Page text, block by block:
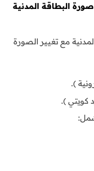
البطاقة المدنية
مع تغيير الصورة
).
كويتي ).